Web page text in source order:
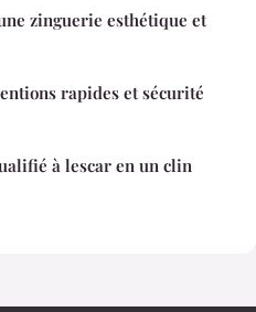
zinguerie esthétique et
rapides et sécurité
à lescar en un clin